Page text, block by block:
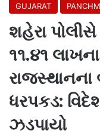
GUJARAT
શહેરા
૧૧.૪૧
ધરપકડ:
ઝડપાયો